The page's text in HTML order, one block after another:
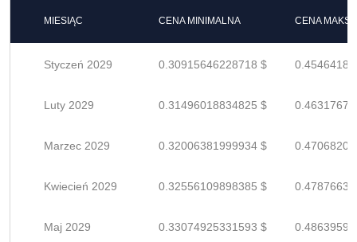
MIESIĄC CENA MINIMALNA CENA
Styczeń 2029 0.30915646228718 $
Luty 2029 0.31496018834825 $
Marzec 2029 0.32006381999934 $
Kwiecień 2029 0.32556109898385 $
Maj 2029 0.33074925331593 $